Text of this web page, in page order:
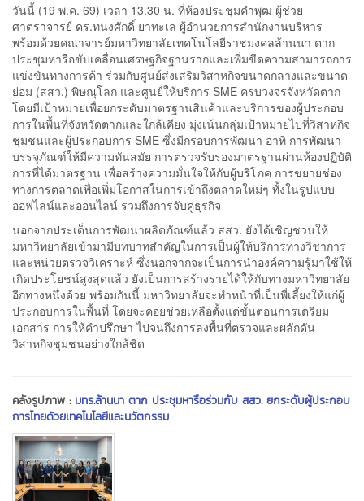
วันนี้ (19 พ.ค. 69) เวลา 13.30 น. ที่ห้องประชุมคำพุฒ ผู้ช่วย
ศาตราจารย์ ดร.ทนงศักดิ์ ยาทะเล ผู้อำนวยการสำนักงานบริหาร
พร้อมด้วยคณาจารย์มหาวิทยาลัยเทคโนโลยีราชมงคลล้านนา ตาก
ประชุมหารือขับเคลื่อนเศรษฐกิจฐานรากและเพิ่มขีดความสามารถการ
แข่งขันทางการค้า ร่วมกับศูนย์ส่งเสริมวิสาหกิจขนาดกลางและขนาด
ย่อม (สสว.) พิษณุโลก และศูนย์ให้บริการ SME ครบวงจรจังหวัดตาก
โดยมีเป้าหมายเพื่อยกระดับมาตรฐานสินค้าและบริการของผู้ประกอบ
การในพื้นที่จังหวัดตากและใกล้เคียง มุ่งเน้นกลุ่มเป้าหมายไปที่วิสาหกิจ
ชุมชนและผู้ประกอบการ SME ซึ่งมีกรอบการพัฒนา อาทิ การพัฒนา
บรรจุภัณฑ์ให้มีความทันสมัย การตรวจรับรองมาตรฐานผ่านห้องปฏิบัติ
การที่ได้มาตรฐาน เพื่อสร้างความมั่นใจให้กับผู้บริโภค การขยายช่อง
ทางการตลาดเพื่อเพิ่มโอกาสในการเข้าถึงตลาดใหม่ๆ ทั้งในรูปแบบ
ออฟไลน์และออนไลน์ รวมถึงการจับคู่ธุรกิจ
นอกจากประเด็นการพัฒนาผลิตภัณฑ์แล้ว สสว. ยังได้เชิญชวนให้
มหาวิทยาลัยเข้ามามีบทบาทสำคัญในการเป็นผู้ให้บริการทางวิชาการ
และหน่วยตรวจวิเคราะห์ ซึ่งนอกจากจะเป็นการนำองค์ความรู้มาใช้ให้
เกิดประโยชน์สูงสุดแล้ว ยังเป็นการสร้างรายได้ให้กับทางมหาวิทยาลัย
อีกทางหนึ่งด้วย พร้อมกันนี้ มหาวิทยาลัยจะทำหน้าที่เป็นพี่เลี้ยงให้แก่ผู้
ประกอบการในพื้นที่ โดยจะคอยช่วยเหลือตั้งแต่ขั้นตอนการเตรียม
เอกสาร การให้คำปรึกษา ไปจนถึงการลงพื้นที่ตรวจและผลักดัน
วิสาหกิจชุมชนอย่างใกล้ชิด
คลังรูปภาพ : มทร.ล้านนา ตาก ประชุมหารือร่วมกับ สสว. ยกระดับผู้ประกอบ
การไทยด้วยเทคโนโลยีและนวัตกรรม